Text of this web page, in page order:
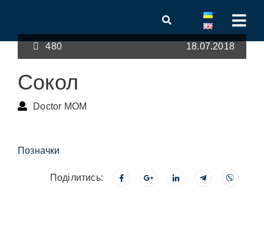
480 18.07.2018
Сокол
Doctor MOM
Позначки
Поділитись: